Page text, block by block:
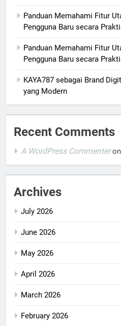
Panduan Memahami Fitur
Pengguna Baru secara
Panduan Memahami Fitur
Pengguna Baru secara
KAYA787 sebagai Brand
yang Modern
Recent Comments
A WordPress Commenteron
Archives
July 2026
June 2026
May 2026
April 2026
March 2026
February 2026